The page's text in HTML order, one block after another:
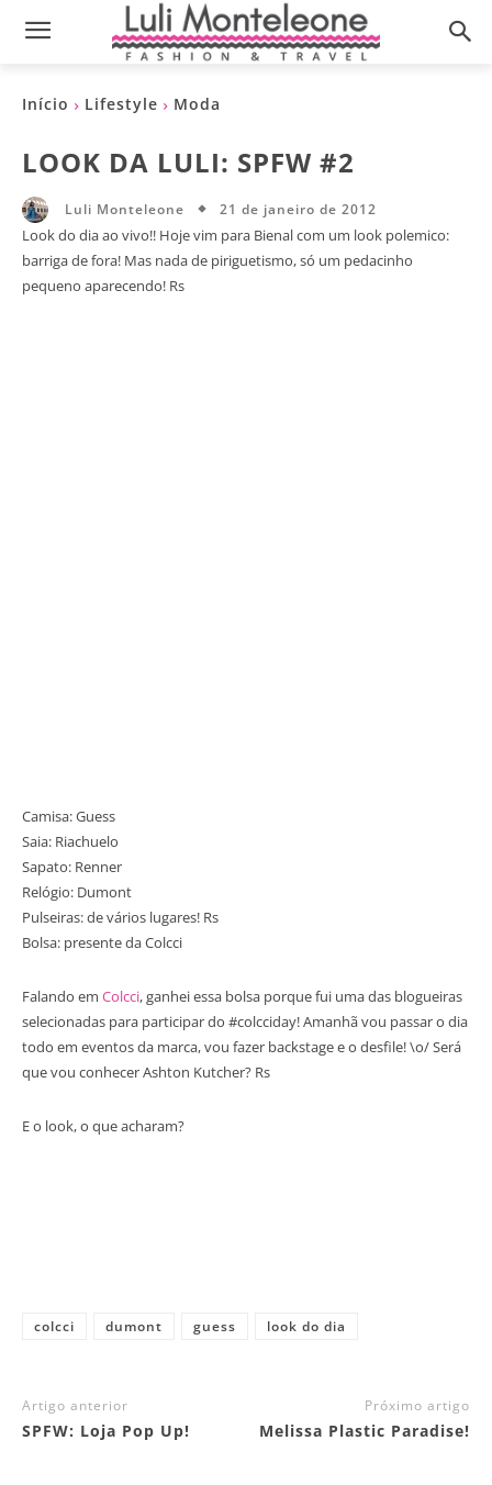
Início Lifestyle Moda
LOOK DA LULI: SPFW #2
Luli Monteleone 21 de janeiro de 2012
Look do dia ao vivo!! Hoje vim para Bienal com um look polemico:
barriga de fora! Mas nada de piriguetismo, só um pedacinho
pequeno aparecendo! Rs
Camisa: Guess
Saia: Riachuelo
Sapato: Renner
Relógio: Dumont
Pulseiras: de vários lugares! Rs
Bolsa: presente da Colcci
Falando em Colcci, ganhei essa bolsa porque fui uma das blogueiras
selecionadas para participar do #colcciday! Amanhã vou passar o dia
todo em eventos da marca, vou fazer backstage e o desfile! \o/ Será
que vou conhecer Ashton Kutcher? Rs
E o look, o que acharam?
colcci dumont guess look do dia
Artigo anterior
SPFW: Loja Pop Up!
Próximo artigo
Melissa Plastic Paradise!